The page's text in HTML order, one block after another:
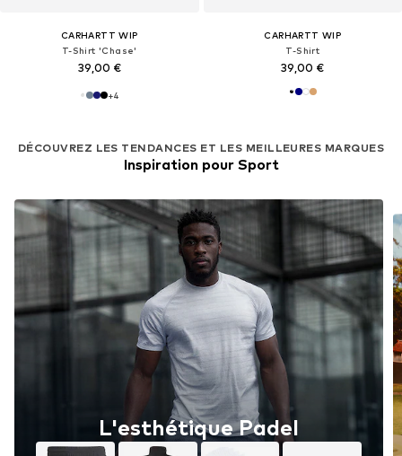
CARHARTT WIP
T-Shirt 'Chase'
39,00 €
+4
CARHARTT WIP
T-Shirt
39,00 €
DÉCOUVREZ LES TENDANCES ET LES MEILLEURES MARQUES
Inspiration pour Sport
L'esthétique Padel